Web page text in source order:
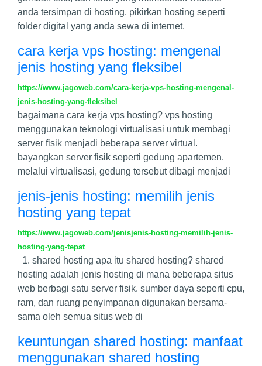
anda tersimpan di hosting. pikirkan hosting seperti
folder digital yang anda sewa di internet.
cara kerja vps hosting: mengenal
jenis hosting yang fleksibel
https://www.jagoweb.com/cara-kerja-vps-hosting-mengenal-
jenis-hosting-yang-fleksibel
bagaimana cara kerja vps hosting? vps hosting
menggunakan teknologi virtualisasi untuk membagi
server fisik menjadi beberapa server virtual.
bayangkan server fisik seperti gedung apartemen.
melalui virtualisasi, gedung tersebut dibagi menjadi
jenis-jenis hosting: memilih jenis
hosting yang tepat
https://www.jagoweb.com/jenisjenis-hosting-memilih-jenis-
hosting-yang-tepat
1. shared hosting apa itu shared hosting? shared
hosting adalah jenis hosting di mana beberapa situs
web berbagi satu server fisik. sumber daya seperti cpu,
ram, dan ruang penyimpanan digunakan bersama-
sama oleh semua situs web di
keuntungan shared hosting: manfaat
menggunakan shared hosting